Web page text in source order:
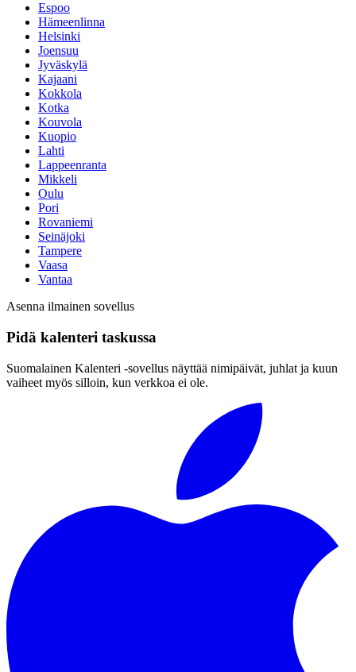
Espoo
Hämeenlinna
Helsinki
Joensuu
Jyväskylä
Kajaani
Kokkola
Kotka
Kouvola
Kuopio
Lahti
Lappeenranta
Mikkeli
Oulu
Pori
Rovaniemi
Seinäjoki
Tampere
Vaasa
Vantaa
Asenna ilmainen sovellus
Pidä kalenteri taskussa
Suomalainen Kalenteri ‑sovellus näyttää nimipäivät, juhlat ja kuun
vaiheet myös silloin, kun verkkoa ei ole.